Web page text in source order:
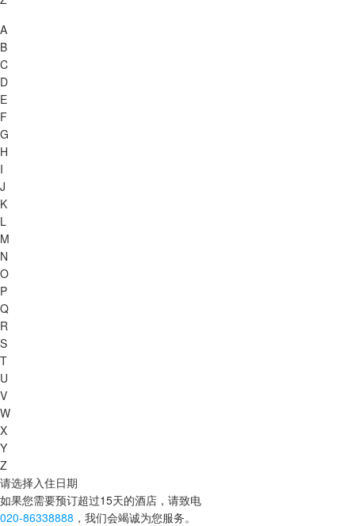
A
B
C
D
E
F
G
H
I
J
K
L
M
N
O
P
Q
R
S
T
U
V
W
X
Y
Z
请选择入住日期
如果您需要预订超过15天的酒店，请致电
020-86338888 ，我们会竭诚为您服务。